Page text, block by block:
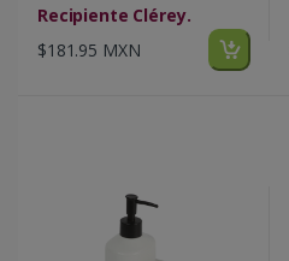
Recipiente Clérey.
$181.95 MXN